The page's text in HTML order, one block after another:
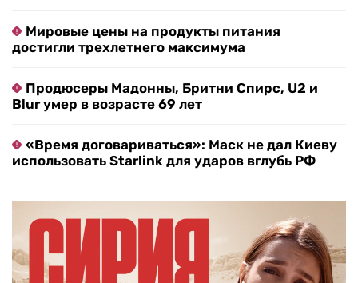
Мировые цены на продукты питания
достигли трехлетнего максимума
Продюсеры Мадонны, Бритни Спирс, U2 и
Blur умер в возрасте 69 лет
«Время договариваться»: Маск не дал Киеву
использовать Starlink для ударов вглубь РФ